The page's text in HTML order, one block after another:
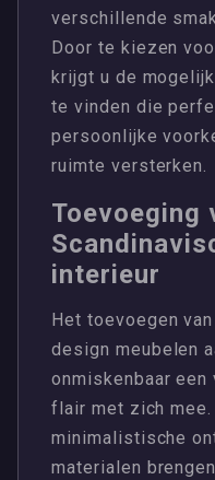
verschillende
Door te kiezen
krijgt u de
te vinden die
persoonlijke
ruimte versterken.
Toevoeging
interieur
Het toevoegen
design meubelen
onmiskenbaar een
flair met zich
minimalistische
materialen